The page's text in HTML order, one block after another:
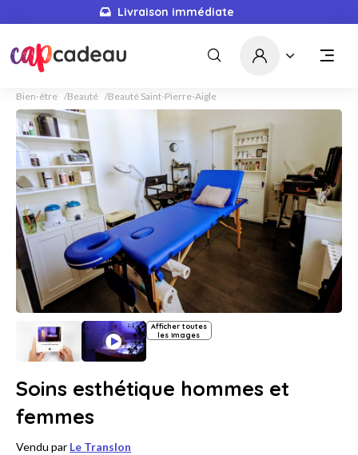
Livraison immédiate
Bien-être Beauté Beauté Saint-Pierre-Aigle
Afficher toutes
les images
Soins esthétique hommes et
femmes
Vendu par Le Translon